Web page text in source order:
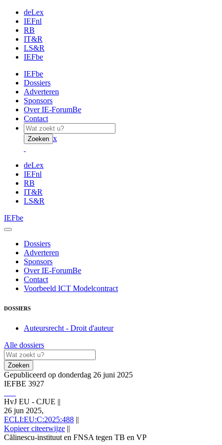
deLex
IEFnl
RB
IT&R
LS&R
IEFbe
IEFbe
Dossiers
Adverteren
Sponsors
Over IE-ForumBe
Contact
Zoeken x
deLex
IEFnl
RB
IT&R
LS&R
IEFbe
Dossiers
Adverteren
Sponsors
Over IE-ForumBe
Contact
Voorbeeld ICT Modelcontract
DOSSIERS
Auteursrecht - Droit d'auteur
Alle dossiers
Zoeken
Gepubliceerd op donderdag 26 juni 2025
IEFBE 3927
HvJ EU - CJUE ||
26 jun 2025,
ECLI:EU:C:2025:488 ||
Kopieer citeerwijze ||
Călinescu‑instituut en FNSA tegen TB en VP